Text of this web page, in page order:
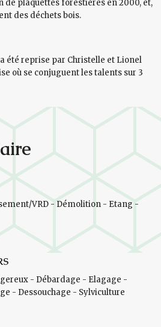
de plaquettes forestières en 2000, et,
des déchets bois.
a été reprise par Christelle et Lionel
où se conjuguent les talents sur 3
VRD - Démolition - Etang -
- Débardage - Elagage -
- Dessouchage - Sylviculture